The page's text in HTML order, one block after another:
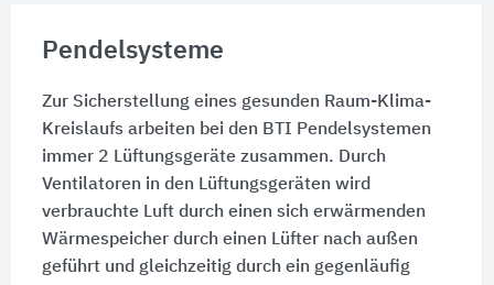
Pendelsysteme
Zur Sicherstellung eines gesunden Raum-Klima-
Kreislaufs arbeiten bei den BTI Pendelsystemen
immer 2 Lüftungsgeräte zusammen. Durch
Ventilatoren in den Lüftungsgeräten wird
verbrauchte Luft durch einen sich erwärmenden
Wärmespeicher durch einen Lüfter nach außen
geführt und gleichzeitig durch ein gegenläufig